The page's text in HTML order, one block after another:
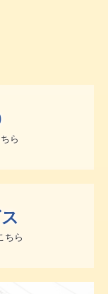
ら
ちら